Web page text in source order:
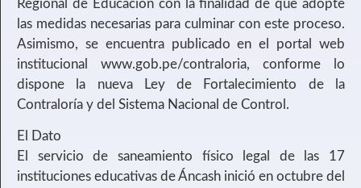
Regional de Educación con la finalidad de que adopte
las medidas necesarias para culminar con este proceso.
Asimismo, se encuentra publicado en el portal web
institucional www.gob.pe/contraloria, conforme lo
dispone la nueva Ley de Fortalecimiento de la
Contraloría y del Sistema Nacional de Control.
El Dato
El servicio de saneamiento físico legal de las 17
instituciones educativas de Áncash inició en octubre del